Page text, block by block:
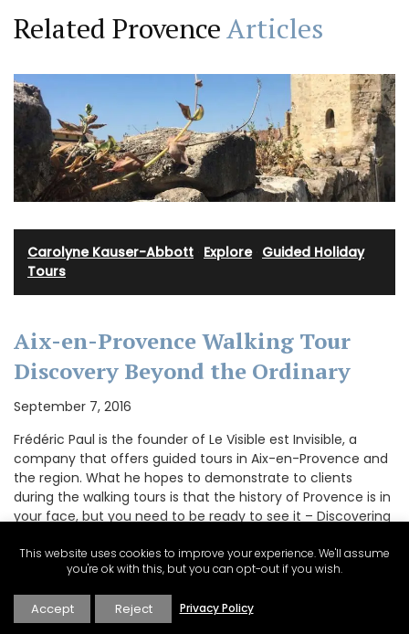
Related ProvenceArticles
Carolyne Kauser-Abbott Explore· Guided Holiday
Tours
Aix-en-Provence Walking Tour
Discovery Beyond the Ordinary
September 7, 2016
Frédéric Paul is the founder of Le Visible est Invisible, a
company that offers guided tours in Aix-en-Provence and
the region. What he hopes to demonstrate to clients
during the walking tours is that the history of Provence is in
your face, but you need to be ready to see it – Discovering
CONTINUE READING
This website uses cookies to improve your experience. We'll assume
you're ok with this, but you can opt-out if you wish.
Accept Reject Privacy Policy